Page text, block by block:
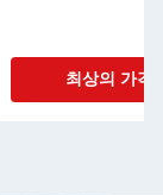
최상의 가격